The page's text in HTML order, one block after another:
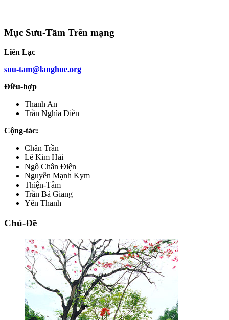
Mục Sưu-Tầm Trên mạng
Liên Lạc
suu-tam@langhue.org
Điều-hợp
Thanh An
Trần Nghĩa Điền
Cộng-tác:
Chân Trần
Lê Kim Hải
Ngô Chân Điện
Nguyễn Mạnh Kym
Thiện-Tâm
Trần Bá Giang
Yên Thanh
Chủ-Đề